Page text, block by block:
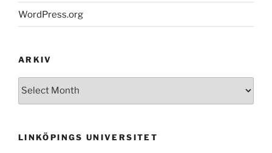
WordPress.org
ARKIV
Arkiv
LINKÖPINGS UNIVERSITET